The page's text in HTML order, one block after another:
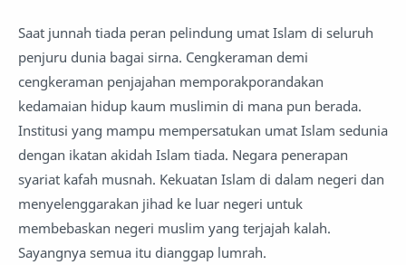
Saat junnah tiada peran pelindung umat Islam di seluruh
penjuru dunia bagai sirna. Cengkeraman demi
cengkeraman penjajahan memporakporandakan
kedamaian hidup kaum muslimin di mana pun berada.
Institusi yang mampu mempersatukan umat Islam sedunia
dengan ikatan akidah Islam tiada. Negara penerapan
syariat kafah musnah. Kekuatan Islam di dalam negeri dan
menyelenggarakan jihad ke luar negeri untuk
membebaskan negeri muslim yang terjajah kalah.
Sayangnya semua itu dianggap lumrah.